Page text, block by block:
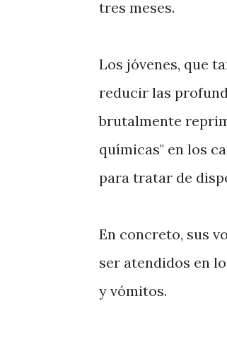
tres meses.
Los jóvenes, que
reducir las
brutalmente
químicas" en los
para tratar de
En concreto, sus
ser atendidos en
y vómitos.